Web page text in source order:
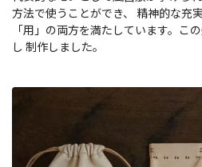
方法で使うことができ、 精神的な充
「用」の両方を満たしています。こ
し 制作しました。